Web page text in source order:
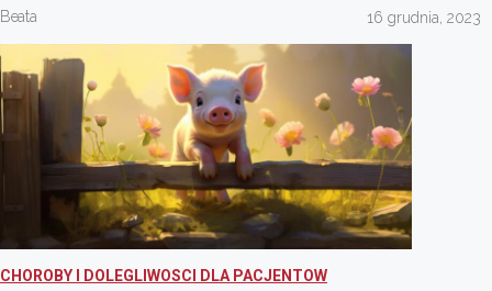
Beata 16 grudnia, 2023
CHOROBY I DOLEGLIWOSCI DLA PACJENTOW